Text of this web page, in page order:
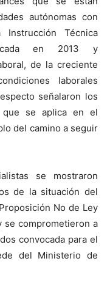
autónomas con
Técnica
en 2013 y
de la creciente
laborales
señalaron los
que se aplica en el
del camino a seguir
se mostraron
de la situación del
No de Ley
se comprometieron a
convocada para el
del Ministerio de